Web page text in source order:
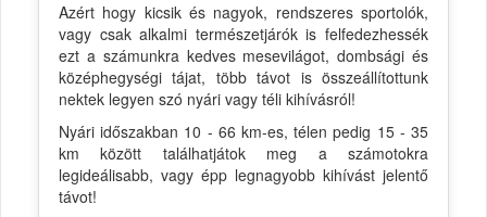
Azért hogy kicsik és nagyok, rendszeres sportolók,
vagy csak alkalmi természetjárók is felfedezhessék
ezt a számunkra kedves mesevilágot, dombsági és
középhegységi tájat, több távot is összeállítottunk
nektek legyen szó nyári vagy téli kihívásról!
Nyári időszakban 10 - 66 km-es, télen pedig 15 - 35
km között találhatjátok meg a számotokra
legideálisabb, vagy épp legnagyobb kihívást jelentő
távot!